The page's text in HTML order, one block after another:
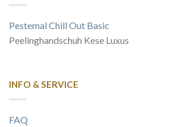
Pestemal Chill Out Basic
Peelinghandschuh Kese Luxus
INFO & SERVICE
FAQ